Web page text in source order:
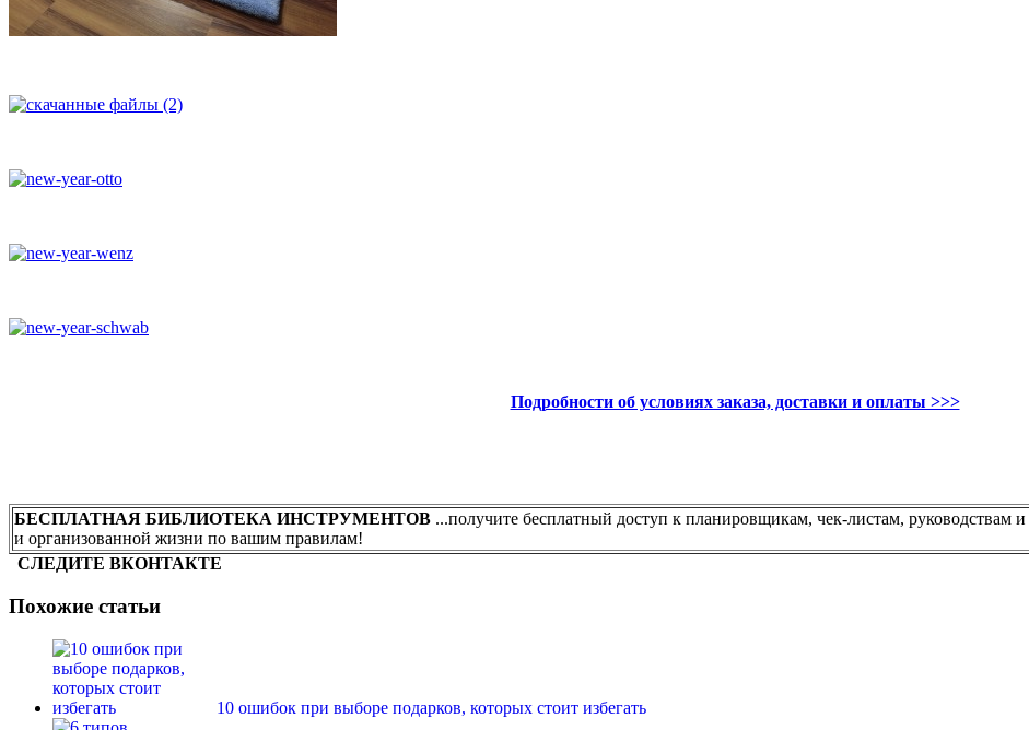
Подробности об условиях заказа, доставки и оплаты >>>
БЕСПЛАТНАЯ БИБЛИОТЕКА ИНСТРУМЕНТОВ ...получите бесплатный доступ к планировщикам, чек-листам, руководствам
и организованной жизни по вашим правилам!
СЛЕДИТЕ ВКОНТАКТЕ
Похожие статьи
10 ошибок при выборе подарков, которых стоит избегать